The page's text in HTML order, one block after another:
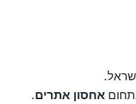
אחסון אתרים.